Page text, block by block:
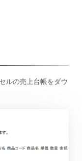
ルの売上台帳をダウ